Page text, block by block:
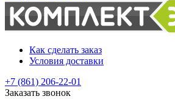
Как сделать заказ
Условия доставки
+7 (861) 206-22-01
Заказать звонок